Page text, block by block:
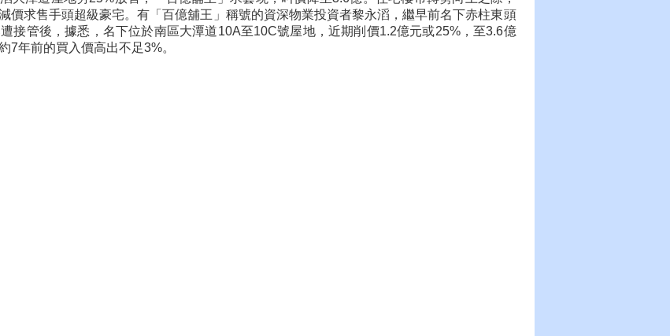
價求售手頭超級豪宅。有「百億舖王」稱號的資深物業投資者黎永滔，繼早前名下赤柱東頭
接管後，據悉，名下位於南區大潭道10A至10C號屋地，近期削價1.2億元或25%，至3.6億
7年前的買入價高出不足3%。